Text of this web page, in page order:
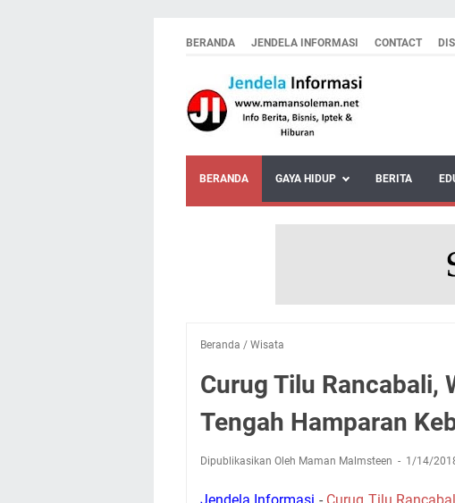
BERANDA JENDELA INFORMASI CONTACT
BERANDA GAYA HIDUP BERITA
Beranda / Wisata
Curug Tilu Rancabali,
Tengah Hamparan
Dipublikasikan Oleh Maman Malmsteen 1/14/